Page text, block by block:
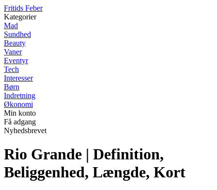
Fritids Feber
Kategorier
Mad
Sundhed
Beauty
Vaner
Eventyr
Tech
Interesser
Børn
Indretning
Økonomi
Min konto
Få adgang
Nyhedsbrevet
Rio Grande | Definition,
Beliggenhed, Længde, Kort